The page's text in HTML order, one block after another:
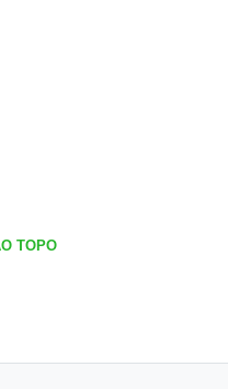
TOPO